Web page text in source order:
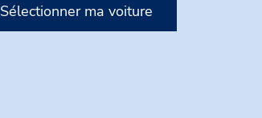
Sélectionner ma voiture